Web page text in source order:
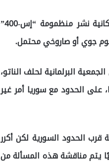
كشفت صحيفة “إزفيستيا” الروسية، اليوم الثلاثاء، أن تركيا تناقش إمكانية نشر منظمومة “إس-400”
جوي أو صاروخي محتمل.
البرلمانية لحلف الناتو،
من روسيا، على الحدود مع سوريا أمر غير
الحدود السورية لكن أكرر
يتم مناقشة هذه المسألة من